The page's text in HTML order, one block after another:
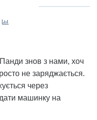
знов з нами, хоч
не заряджається.
через
машинку на